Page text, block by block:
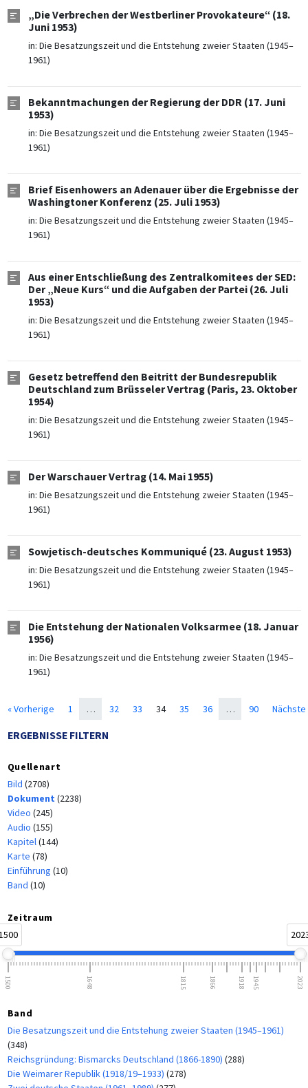
„Die Verbrechen der Westberliner Provokateure“ (18.
Juni 1953)
in: Die Besatzungszeit und die Entstehung zweier Staaten (1945–
1961)
Bekanntmachungen der Regierung der DDR (17. Juni
1953)
in: Die Besatzungszeit und die Entstehung zweier Staaten (1945–
1961)
Brief Eisenhowers an Adenauer über die Ergebnisse der
Washingtoner Konferenz (25. Juli 1953)
in: Die Besatzungszeit und die Entstehung zweier Staaten (1945–
1961)
Aus einer Entschließung des Zentralkomitees der SED:
Der „Neue Kurs“ und die Aufgaben der Partei (26. Juli
1953)
in: Die Besatzungszeit und die Entstehung zweier Staaten (1945–
1961)
Gesetz betreffend den Beitritt der Bundesrepublik
Deutschland zum Brüsseler Vertrag (Paris, 23. Oktober
1954)
in: Die Besatzungszeit und die Entstehung zweier Staaten (1945–
1961)
Der Warschauer Vertrag (14. Mai 1955)
in: Die Besatzungszeit und die Entstehung zweier Staaten (1945–
1961)
Sowjetisch-deutsches Kommuniqué (23. August 1953)
in: Die Besatzungszeit und die Entstehung zweier Staaten (1945–
1961)
Die Entstehung der Nationalen Volksarmee (18. Januar
1956)
in: Die Besatzungszeit und die Entstehung zweier Staaten (1945–
1961)
« Vorherige 1 … 32 33 34 35 36 … 90 Nächste
ERGEBNISSE FILTERN
Quellenart
Bild (2708)
Dokument (2238)
Video (245)
Audio (155)
Kapitel(144)
Karte (78)
Einführung (10)
Band (10)
Zeitraum
1500 1648 1815 1866 1918 1945 2023
Band
Die Besatzungszeit und die Entstehung zweier Staaten (1945–1961)
(348)
Reichsgründung: Bismarcks Deutschland (1866-1890) (288)
Die Weimarer Republik (1918/19–1933) (278)